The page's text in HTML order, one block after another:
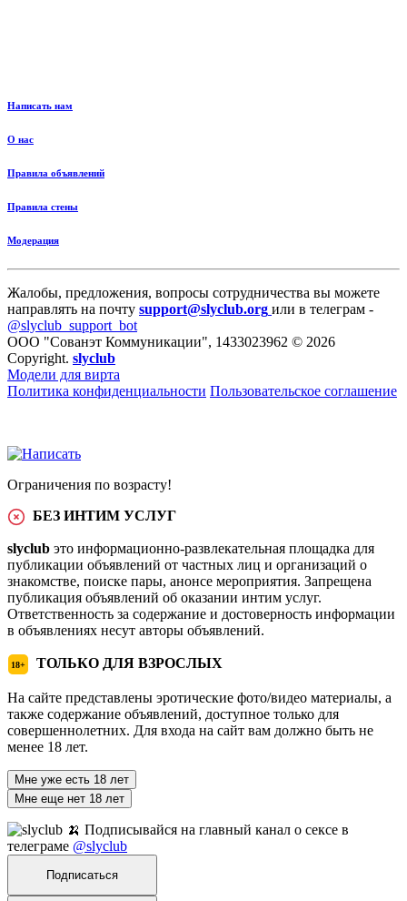
Написать нам
О нас
Правила объявлений
Правила стены
Модерация
Жалобы, предложения, вопросы сотрудничества вы можете
направлять на почту support@slyclub.org или в телеграм -
@slyclub_support_bot
ООО "Сованэт Коммуникации", 1433023962 © 2026
Copyright. slyclub
Модели для вирта
Политика конфиденциальности Пользовательское соглашение
Ограничения по возрасту!
БЕЗ ИНТИМ УСЛУГ
slyclub это информационно-развлекательная площадка для
публикации объявлений от частных лиц и организаций о
знакомстве, поиске пары, анонсе мероприятия. Запрещена
публикация объявлений об оказании интим услуг.
Ответственность за содержание и достоверность информации
в объявлениях несут авторы объявлений.
18+ ТОЛЬКО ДЛЯ ВЗРОСЛЫХ
На сайте представлены эротические фото/видео материалы, а
также содержание объявлений, доступное только для
совершеннолетних. Для входа на сайт вам должно быть не
менее 18 лет.
Мне уже есть 18 лет
Мне еще нет 18 лет
🍌 Подписывайся на главный канал о сексе в
телеграме @slyclub
Подписаться